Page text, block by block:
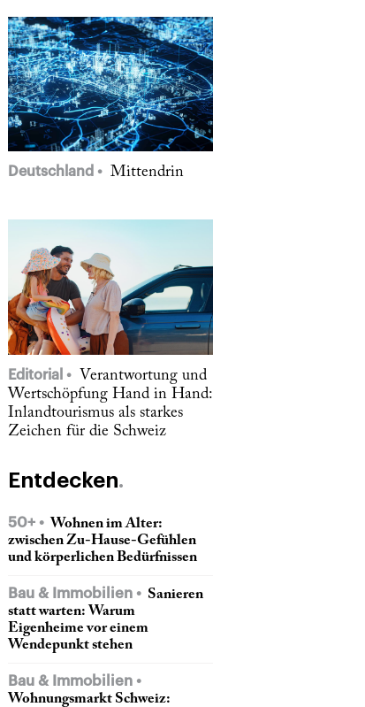
Deutschland Mittendrin
Editorial
Verantwortung und
Wertschöpfung Hand in Hand:
Inlandtourismus als starkes
Zeichen für die Schweiz
Entdecken
50+
Wohnen im Alter:
zwischen Zu-Hause-Gefühlen
und körperlichen Bedürfnissen
Bau & Immobilien
Sanieren
statt warten: Warum
Eigenheime vor einem
Wendepunkt stehen
Bau & Immobilien
Wohnungsmarkt Schweiz: